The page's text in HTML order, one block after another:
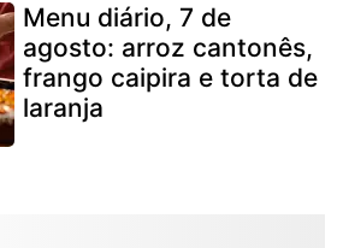
Menu diário, 7 de
agosto: arroz cantonês,
frango caipira e torta de
laranja